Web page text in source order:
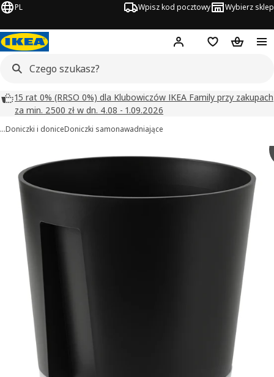
PL Wpisz kod pocztowy Wybierz sklep
Hej! Zaloguj się
Lista zakupowa
Koszyk
15 rat 0% (RRSO 0%) dla Klubowiczów IKEA Family przy zakupach
za min. 2500 zł w dn. 4.08 - 1.09.2026
…Doniczki i doniceDoniczki samonawadniające